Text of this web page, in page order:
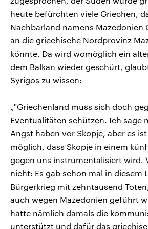
heute befürchten viele Griechen,
Nachbarland namens Mazedonien
an die griechische Nordprovinz
könnte. Da wird womöglich ein
dem Balkan wieder geschürt,
Syrigos zu wissen:
„"Griechenland muss sich doch
Eventualitäten schützen. Ich sage
Angst haben vor Skopje, aber es
möglich, dass Skopje in einem
gegen uns instrumentalisiert wird.
nicht: Es gab schon mal in diesem
Bürgerkrieg mit zehntausend
auch wegen Mazedonien geführt
hatte nämlich damals die
unterstützt und dafür das